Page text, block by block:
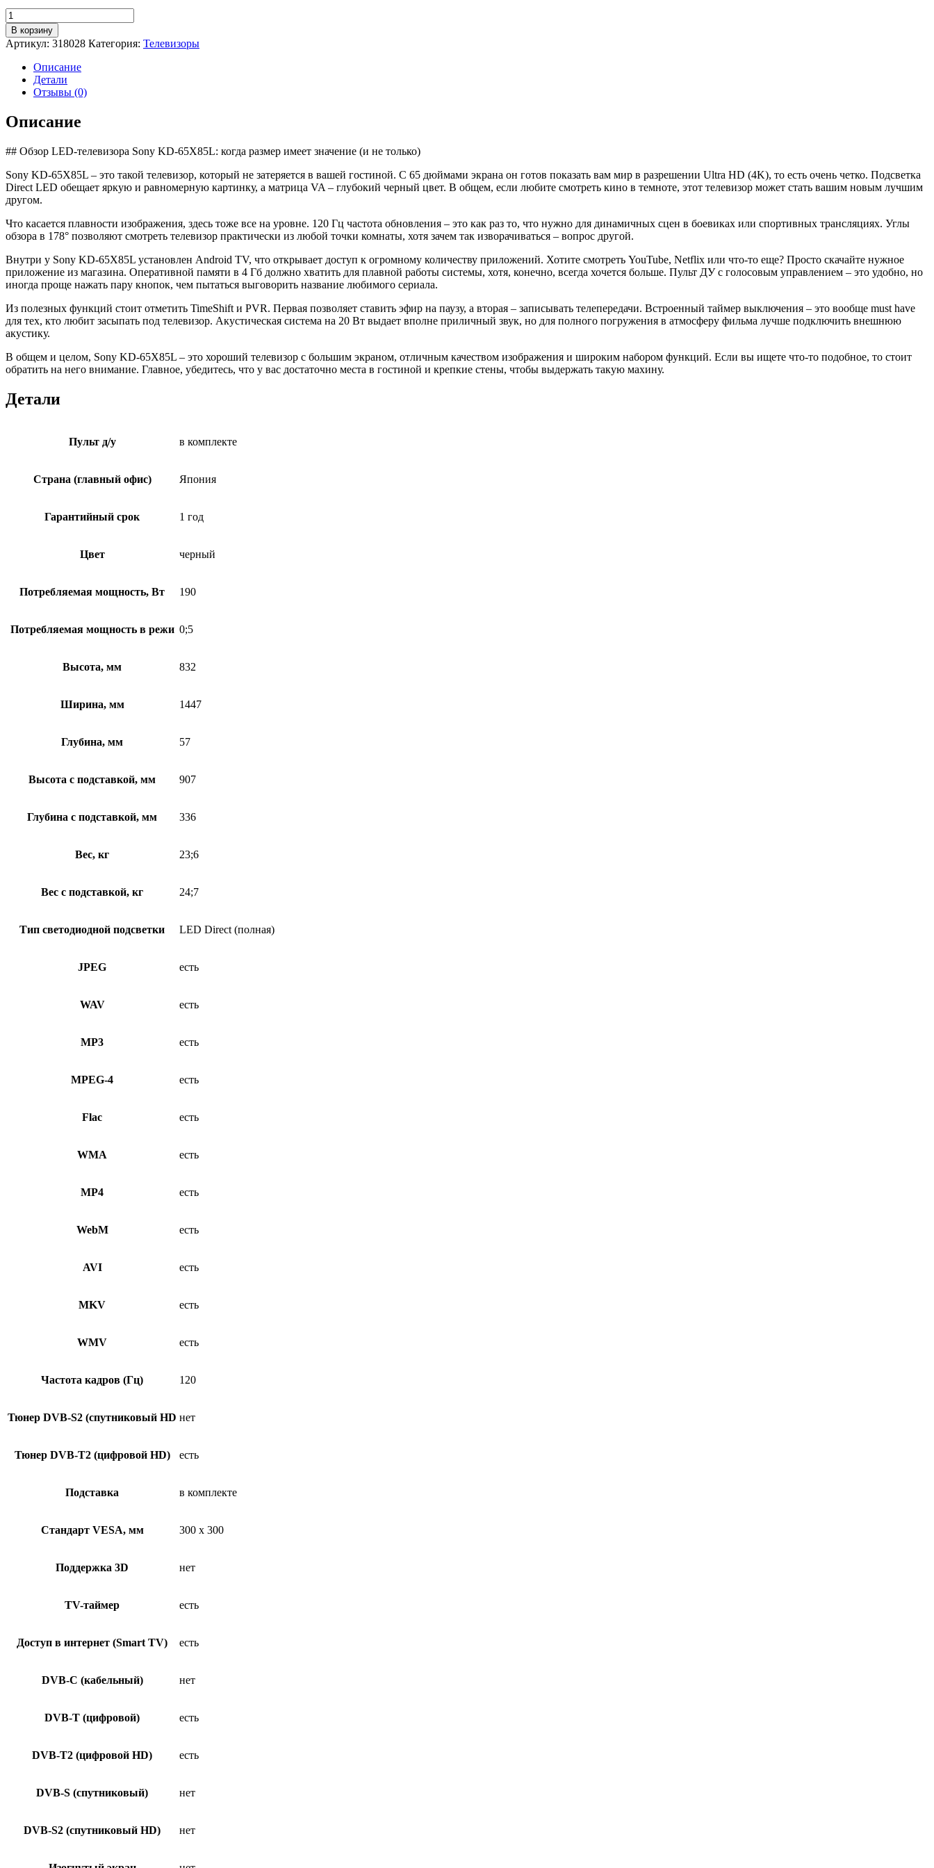
Количество
товара
LED
телевизор
Sony
KD-
65X85L
В корзину
Артикул: 318028 Категория: Телевизоры
Описание
Детали
Отзывы (0)
Описание
## Обзор LED-телевизора Sony KD-65X85L: когда размер имеет значение (и не только)
Sony KD-65X85L – это такой телевизор, который не затеряется в вашей гостиной. С 65 дюймами экрана он готов показать вам мир в разрешении Ultra HD (4K), то есть очень четко. Подсветка
Direct LED обещает яркую и равномерную картинку, а матрица VA – глубокий черный цвет. В общем, если любите смотреть кино в темноте, этот телевизор может стать вашим новым лучшим
другом.
Что касается плавности изображения, здесь тоже все на уровне. 120 Гц частота обновления – это как раз то, что нужно для динамичных сцен в боевиках или спортивных трансляциях. Углы
обзора в 178° позволяют смотреть телевизор практически из любой точки комнаты, хотя зачем так изворачиваться – вопрос другой.
Внутри у Sony KD-65X85L установлен Android TV, что открывает доступ к огромному количеству приложений. Хотите смотреть YouTube, Netflix или что-то еще? Просто скачайте нужное
приложение из магазина. Оперативной памяти в 4 Гб должно хватить для плавной работы системы, хотя, конечно, всегда хочется больше. Пульт ДУ с голосовым управлением – это удобно, но
иногда проще нажать пару кнопок, чем пытаться выговорить название любимого сериала.
Из полезных функций стоит отметить TimeShift и PVR. Первая позволяет ставить эфир на паузу, а вторая – записывать телепередачи. Встроенный таймер выключения – это вообще must have
для тех, кто любит засыпать под телевизор. Акустическая система на 20 Вт выдает вполне приличный звук, но для полного погружения в атмосферу фильма лучше подключить внешнюю
акустику.
В общем и целом, Sony KD-65X85L – это хороший телевизор с большим экраном, отличным качеством изображения и широким набором функций. Если вы ищете что-то подобное, то стоит
обратить на него внимание. Главное, убедитесь, что у вас достаточно места в гостиной и крепкие стены, чтобы выдержать такую махину.
Детали
Пульт д/у в комплекте
Страна (главный офис) Япония
Гарантийный срок 1 год
Цвет черный
Потребляемая мощность, Вт 190
Потребляемая мощность в режи 0;5
Высота, мм 832
Ширина, мм 1447
Глубина, мм 57
Высота с подставкой, мм 907
Глубина с подставкой, мм 336
Вес, кг 23;6
Вес с подставкой, кг 24;7
Тип светодиодной подсветки LED Direct (полная)
JPEG есть
WAV есть
MP3 есть
MPEG-4 есть
Flac есть
WMA есть
MP4 есть
WebM есть
AVI есть
MKV есть
WMV есть
Частота кадров (Гц) 120
Тюнер DVB-S2 (спутниковый HD нет
Тюнер DVB-T2 (цифровой HD) есть
Подставка в комплекте
Стандарт VESA, мм 300 x 300
Поддержка 3D нет
TV-таймер есть
Доступ в интернет (Smart TV) есть
DVB-C (кабельный) нет
DVB-T (цифровой) есть
DVB-T2 (цифровой HD) есть
DVB-S (спутниковый) нет
DVB-S2 (спутниковый HD) нет